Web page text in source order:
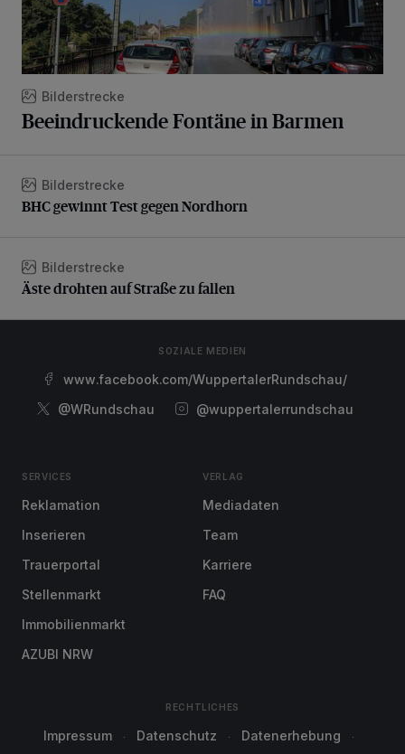
Bilderstrecke
Beeindruckende Fontäne in Barmen
BHC gewinnt Test gegen Nordhorn
Bilderstrecke
BHC gewinnt Test gegen Nordhorn
Äste drohten auf Straße zu fallen
Bilderstrecke
Äste drohten auf Straße zu fallen
SOZIALE MEDIEN
www.facebook.com/WuppertalerRundschau/
@WRundschau
@wuppertalerrundschau
SERVICES
Reklamation
Inserieren
Trauerportal
Stellenmarkt
Immobilienmarkt
AZUBI NRW
VERLAG
Mediadaten
Team
Karriere
FAQ
RECHTLICHES
Impressum Datenschutz Datenerhebung